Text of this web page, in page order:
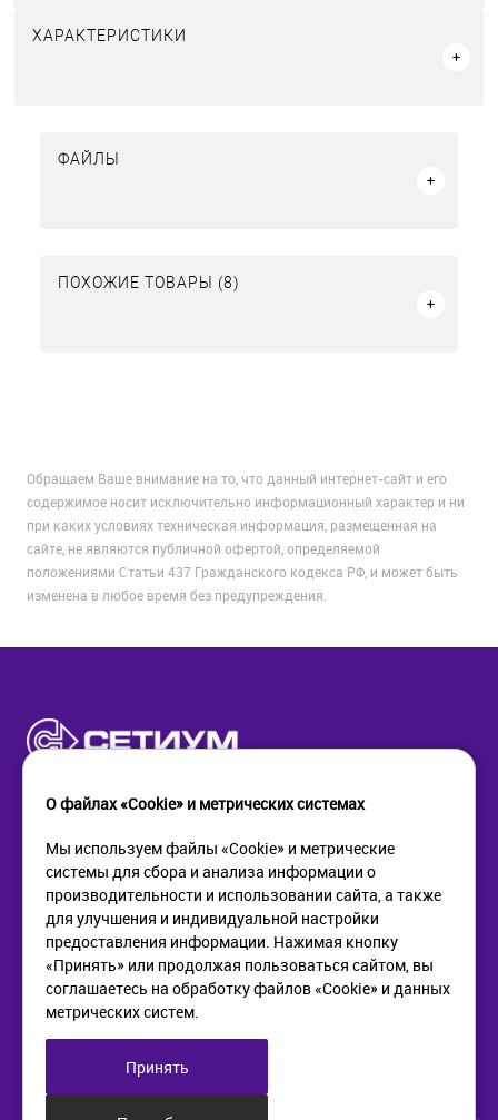
ХАРАКТЕРИСТИКИ
ФАЙЛЫ
ПОХОЖИЕ ТОВАРЫ (8)
Обращаем Ваше внимание на то, что данный интернет-сайт и его
содержимое носит исключительно информационный характер и ни
при каких условиях техническая информация, размещенная на
сайте, не являются публичной офертой, определяемой
положениями Статьи 437 Гражданского кодекса РФ, и может быть
изменена в любое время без предупреждения.
КОМПАНИЯ
О компании
Новости
Контакты
ПОМОЩЬ
Как купить
Доставка
Возврат
ИНФОРМАЦИЯ
Политика в отношении
обработки персональных
web@setium.ru
Малый пр. П.С., д 84-86
О файлах «Cookie» и метрических системах
Мы используем файлы «Cookie» и метрические
системы для сбора и анализа информации о
производительности и использовании сайта, а также
для улучшения и индивидуальной настройки
предоставления информации. Нажимая кнопку
«Принять» или продолжая пользоваться сайтом, вы
соглашаетесь на обработку файлов «Cookie» и данных
метрических систем.
Принять